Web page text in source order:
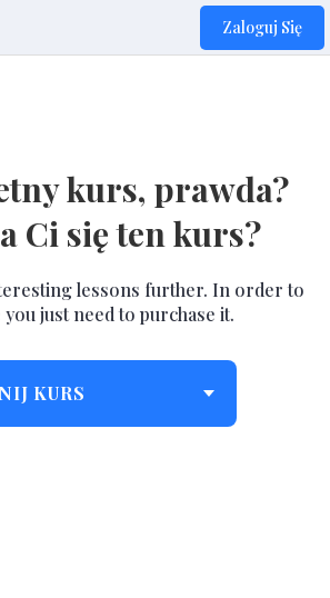
Zaloguj Się
kurs, prawda?
Ci się ten kurs?
lessons further. In order to
just need to purchase it.
KURS